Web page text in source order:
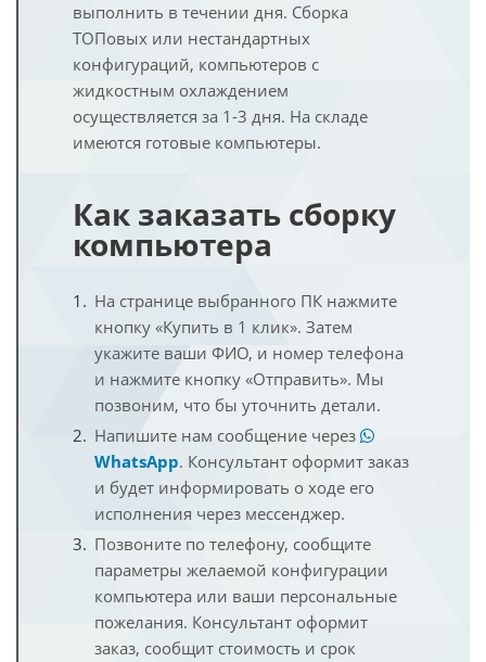
выполнить в течении дня. Сборка
ТОПовых или нестандартных
конфигураций, компьютеров с
жидкостным охлаждением
осуществляется за 1-3 дня. На складе
имеются готовые компьютеры.
Как заказать сборку
компьютера
На странице выбранного ПК нажмите
кнопку «Купить в 1 клик». Затем
укажите ваши ФИО, и номер телефона
и нажмите кнопку «Отправить». Мы
позвоним, что бы уточнить детали.
Напишите нам сообщение через
WhatsApp. Консультант оформит заказ
и будет информировать о ходе его
исполнения через мессенджер.
Позвоните по телефону, сообщите
параметры желаемой конфигурации
компьютера или ваши персональные
пожелания. Консультант оформит
заказ, сообщит стоимость и срок